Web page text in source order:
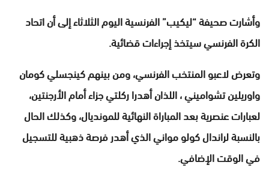
وأشارت صحيفة “ليكيب” الفرنسية اليوم الثلاثاء إلى أن اتحاد
الكرة الفرنسي سيتخذ إجراءات قضائية.
وتعرض لاعبو المنتخب الفرنسي، ومن بينهم كينجسلي كومان
واوريلين تشواميني ، اللذان أهدرا ركلتي جزاء أمام الأرجنتين،
لعبارات عنصرية بعد المباراة النهائية للمونديال، وكذلك الحال
بالنسبة لراندال كولو مواني الذي أهدر فرصة ذهبية للتسجيل
في الوقت الإضافي.